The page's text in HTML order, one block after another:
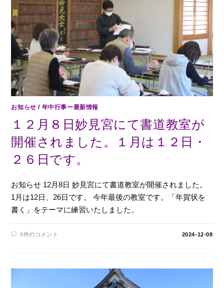
お知らせ / 年中行事ー最新情報
１２月８日妙見宮にて書道教室が
開催されました。１月は１２日・
２６日です。
お知らせ 12月8日 妙見宮にて書道教室が開催されました。
1月は12日、26日です。 今年最後の教室です。「年賀状を
書く」をテーマに練習いたしました。
0件のコメント 2024-12-08